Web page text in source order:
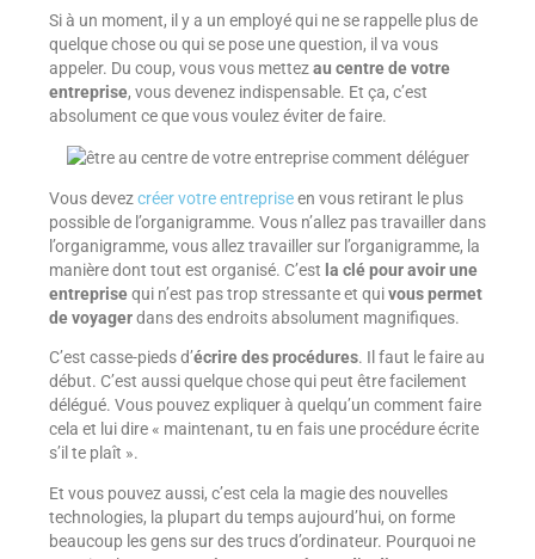
Si à un moment, il y a un employé qui ne se rappelle plus de
quelque chose ou qui se pose une question, il va vous
appeler. Du coup, vous vous mettezau centre de votre
entreprise, vous devenez indispensable. Et ça, c’est
absolument ce que vous voulez éviter de faire.
Vous devezcréer votre entrepriseen vous retirant le plus
possible de l’organigramme. Vous n’allez pas travailler dans
l’organigramme, vous allez travailler sur l’organigramme, la
manière dont tout est organisé. C’est la clé pour avoir une
entreprisequi n’est pas trop stressante et quivous permet
de voyagerdans des endroits absolument magnifiques.
C’est casse-pieds d’écrire des procédures. Il faut le faire au
début. C’est aussi quelque chose qui peut être facilement
délégué. Vous pouvez expliquer à quelqu’un comment faire
cela et lui dire « maintenant, tu en fais une procédure écrite
s’il te plaît ».
Et vous pouvez aussi, c’est cela la magie des nouvelles
technologies, la plupart du temps aujourd’hui, on forme
beaucoup les gens sur des trucs d’ordinateur. Pourquoi ne